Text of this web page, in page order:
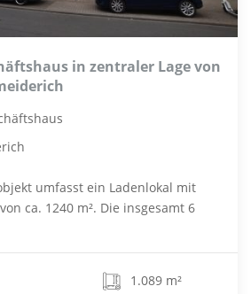
in zentraler Lage von
umfasst ein Ladenlokal mit
ca. 1240 m². Die insgesamt 6
1.089 m²